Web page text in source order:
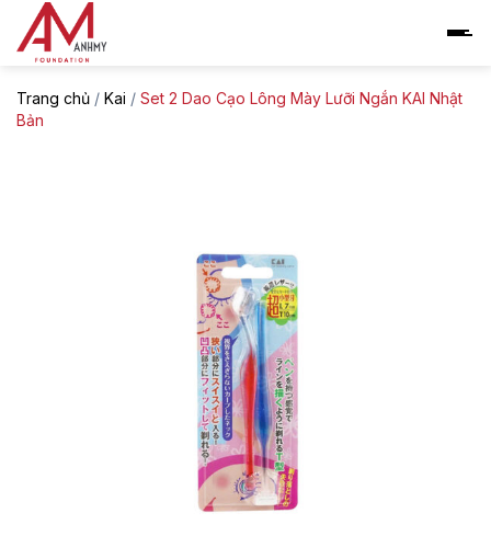
content
Trang chủ / Kai / Set 2 Dao Cạo Lông Mày Lưỡi Ngắn KAI Nhật
Bản